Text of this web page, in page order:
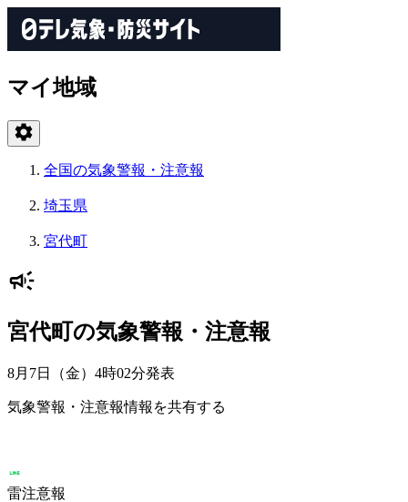
マイ地域
全国の気象警報・注意報
埼玉県
宮代町
宮代町の気象警報・注意報
8月7日（金）4時02分発表
気象警報・注意報情報を共有する
雷注意報